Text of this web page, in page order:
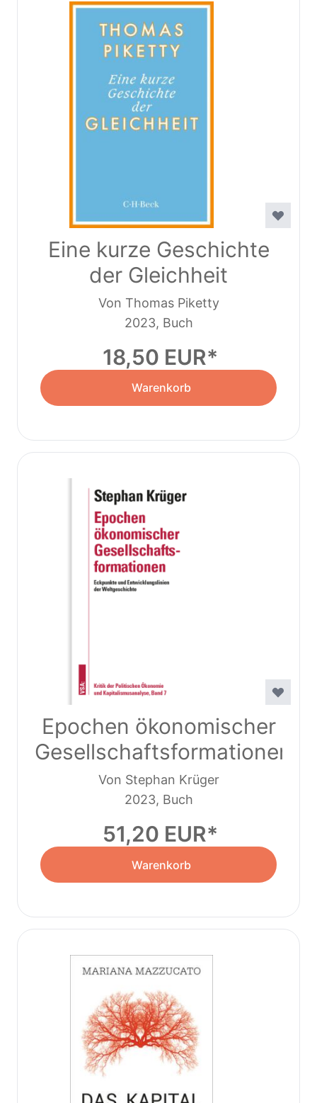
Eine kurze Geschichte
der Gleichheit
Von Thomas Piketty
2023, Buch
18,50 EUR
Warenkorb
Epochen ökonomischer
Gesellschaftsformationen
Von Stephan Krüger
2023, Buch
51,20 EUR
Warenkorb